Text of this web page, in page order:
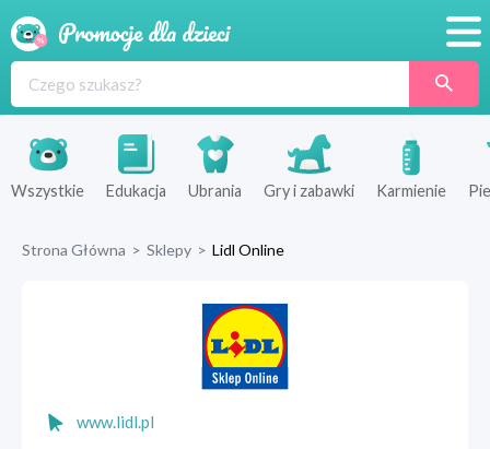
Produkty
Sklepy
Wszystkie Edukacja Ubrania Gry i zabawki Karmienie
Strona Główna > Sklepy > Lidl Online
www.lidl.pl